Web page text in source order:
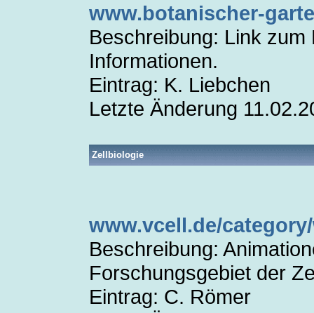
www.botanischer-
Beschreibung: Link
Informationen.
Eintrag: K. Liebchen
Letzte Änderung
Zellbiologie
www.vcell.de/
Beschreibung:
Forschungsgebiet der
Eintrag: C. Römer